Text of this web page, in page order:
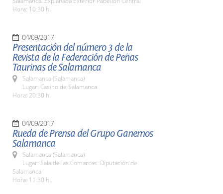
Hora: 10:30 h.
04/09/2017
Presentación del número 3 de la
Revista de la Federación de Peñas
Taurinas de Salamanca
Salamanca (Salamanca)
Lugar: Casino de Salamanca
Hora: 20:30 h.
04/09/2017
Rueda de Prensa del Grupo Ganemos
Salamanca
Salamanca (Salamanca)
Lugar: Sala de las Comarcas. Diputación de
Salamanca
Hora: 11:30 h.